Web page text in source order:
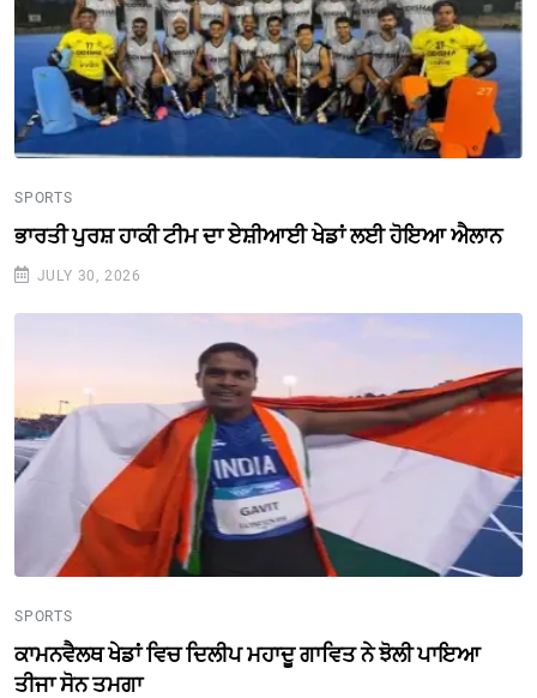
SPORTS
ਭਾਰਤੀ ਪੁਰਸ਼ ਹਾਕੀ ਟੀਮ ਦਾ ਏਸ਼ੀਆਈ ਖੇਡਾਂ ਲਈ ਹੋਇਆ ਐਲਾਨ
JULY 30, 2026
SPORTS
ਕਾਮਨਵੈਲਥ ਖੇਡਾਂ ਵਿਚ ਦਿਲੀਪ ਮਹਾਦੂ ਗਾਵਿਤ ਨੇ ਝੋਲੀ ਪਾਇਆ
ਤੀਜਾ ਸੋਨ ਤਮਗਾ